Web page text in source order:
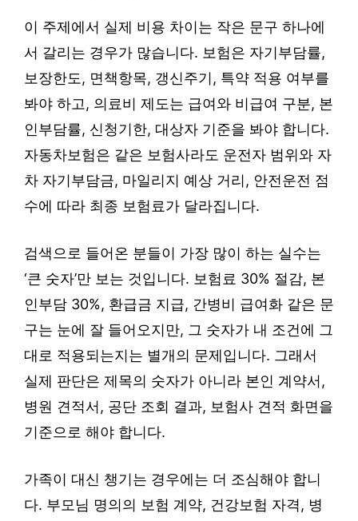
이 주제에서 실제 비용 차이는 작은 문구 하나에
서 갈리는 경우가 많습니다. 보험은 자기부담률,
보장한도, 면책항목, 갱신주기, 특약 적용 여부를
봐야 하고, 의료비 제도는 급여와 비급여 구분, 본
인부담률, 신청기한, 대상자 기준을 봐야 합니다.
자동차보험은 같은 보험사라도 운전자 범위와 자
차 자기부담금, 마일리지 예상 거리, 안전운전 점
수에 따라 최종 보험료가 달라집니다.
검색으로 들어온 분들이 가장 많이 하는 실수는
‘큰 숫자’만 보는 것입니다. 보험료 30% 절감, 본
인부담 30%, 환급금 지급, 간병비 급여화 같은 문
구는 눈에 잘 들어오지만, 그 숫자가 내 조건에 그
대로 적용되는지는 별개의 문제입니다. 그래서
실제 판단은 제목의 숫자가 아니라 본인 계약서,
병원 견적서, 공단 조회 결과, 보험사 견적 화면을
기준으로 해야 합니다.
가족이 대신 챙기는 경우에는 더 조심해야 합니
다. 부모님 명의의 보험 계약, 건강보험 자격, 병